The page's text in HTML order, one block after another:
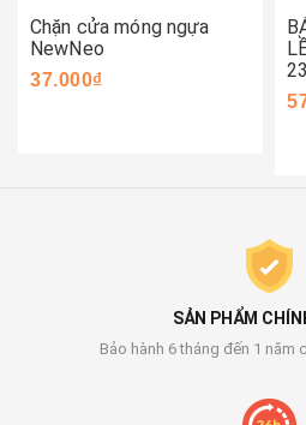
Chặn cửa móng ngựa
NewNeo
37.000₫
SẢN PHẨM
Bảo hành 6 tháng đến 1 năm